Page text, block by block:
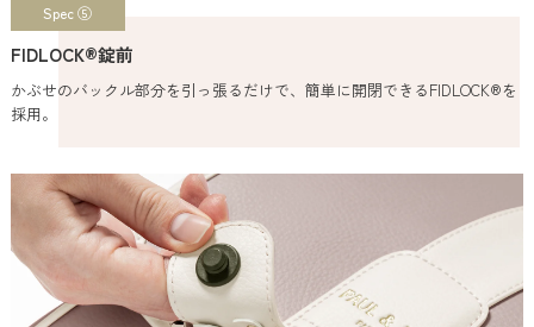
Spec ⑤
FIDLOCK®錠前
かぶせのバックル部分を引っ張るだけで、簡単に開閉できるFIDLOCK®を
採用。